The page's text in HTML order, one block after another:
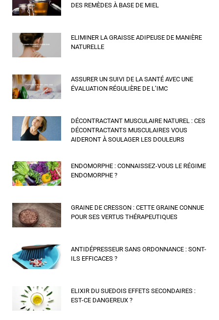
DES REMÈDES À BASE DE MIEL
ELIMINER LA GRAISSE ADIPEUSE DE MANIÈRE
NATURELLE
ASSURER UN SUIVI DE LA SANTÉ AVEC UNE
ÉVALUATION RÉGULIÈRE DE L’IMC
DÉCONTRACTANT MUSCULAIRE NATUREL : CES
DÉCONTRACTANTS MUSCULAIRES VOUS
AIDERONT À SOULAGER LES DOULEURS
ENDOMORPHE : CONNAISSEZ-VOUS LE RÉGIME
ENDOMORPHE ?
GRAINE DE CRESSON : CETTE GRAINE CONNUE
POUR SES VERTUS THÉRAPEUTIQUES
ANTIDÉPRESSEUR SANS ORDONNANCE : SONT-
ILS EFFICACES ?
ELIXIR DU SUEDOIS EFFETS SECONDAIRES :
EST-CE DANGEREUX ?